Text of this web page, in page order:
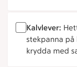
Kalvlever:
stekpanna på
krydda med